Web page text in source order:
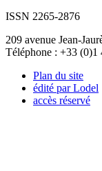
ISSN 2265-2876
209 avenue Jean-
Téléphone : +33 (0)1
Plan du site
édité par Lodel
accès réservé